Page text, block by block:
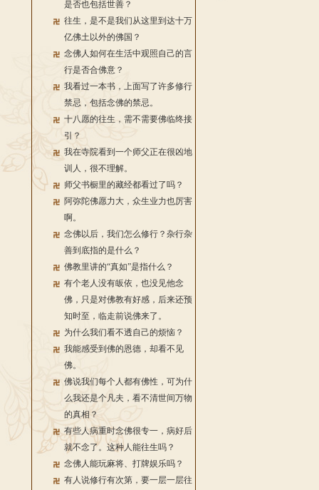
是否也包括世善？
往生，是不是我们从这里到达十万
亿佛土以外的佛国？
念佛人如何在生活中观照自己的言
行是否合佛意？
我看过一本书，上面写了许多修行
禁忌，包括念佛的禁忌。
十八愿的往生，需不需要佛临终接
引？
我在寺院看到一个师父正在很凶地
训人，很不理解。
师父书橱里的藏经都看过了吗？
阿弥陀佛愿力大，众生业力也厉害
啊。
念佛以后，我们怎么修行？杂行杂
善到底指的是什么？
佛教里讲的“真如”是指什么？
有个老人没有皈依，也没见他念
佛，只是对佛教有好感，后来还预
知时至，临走前说佛来了。
为什么我们看不透自己的烦恼？
我能感受到佛的恩德，却看不见
佛。
佛说我们每个人都有佛性，可为什
么我还是个凡夫，看不清世间万物
的真相？
有些人病重时念佛很专一，病好后
就不念了。这种人能往生吗？
念佛人能玩麻将、打牌娱乐吗？
有人说修行有次第，要一层一层往